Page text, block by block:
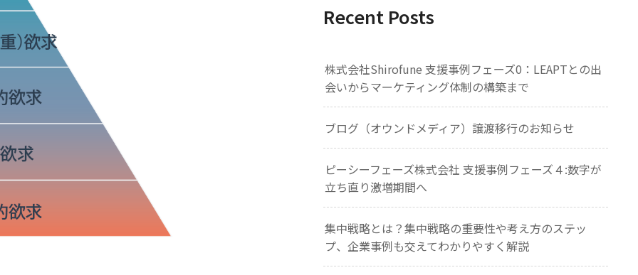
Recent Posts
株式会社Shirofune 支援事例フェーズ0：LEAPTとの出
会いからマーケティング体制の構築まで
ブログ（オウンドメディア）譲渡移行のお知らせ
ピーシーフェーズ株式会社 支援事例フェーズ４:数字が
立ち直り激増期間へ
集中戦略とは？集中戦略の重要性や考え方のステッ
プ、企業事例も交えてわかりやすく解説